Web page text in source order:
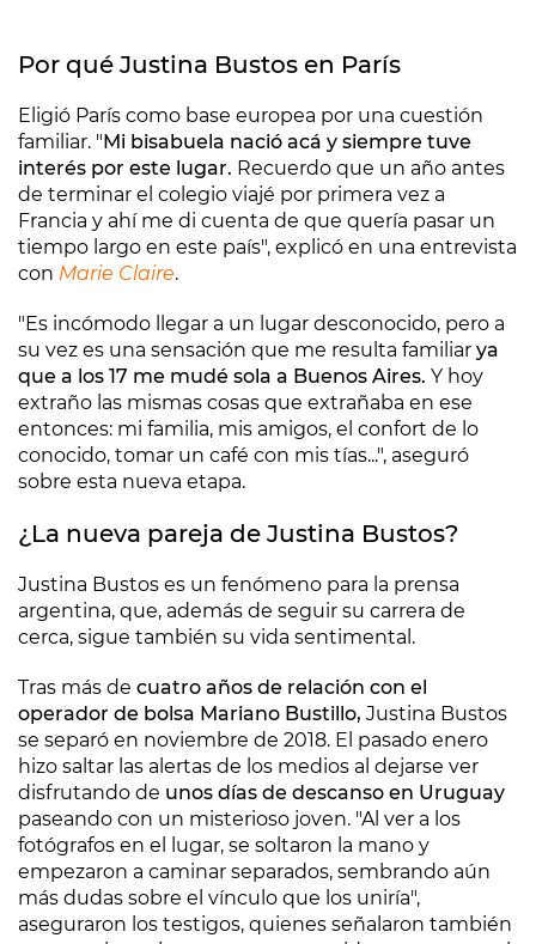
Por qué Justina Bustos en París
Eligió París como base europea por una cuestión
familiar. "Mi bisabuela nació acá y siempre tuve
interés por este lugar. Recuerdo que un año antes
de terminar el colegio viajé por primera vez a
Francia y ahí me di cuenta de que quería pasar un
tiempo largo en este país", explicó en una entrevista
con Marie Claire.
"Es incómodo llegar a un lugar desconocido, pero a
su vez es una sensación que me resulta familiar ya
que a los 17 me mudé sola a Buenos Aires. Y hoy
extraño las mismas cosas que extrañaba en ese
entonces: mi familia, mis amigos, el confort de lo
conocido, tomar un café con mis tías...", aseguró
sobre esta nueva etapa.
¿La nueva pareja de Justina Bustos?
Justina Bustos es un fenómeno para la prensa
argentina, que, además de seguir su carrera de
cerca, sigue también su vida sentimental.
Tras más de cuatro años de relación con el
operador de bolsa Mariano Bustillo, Justina Bustos
se separó en noviembre de 2018. El pasado enero
hizo saltar las alertas de los medios al dejarse ver
disfrutando de unos días de descanso en Uruguay
paseando con un misterioso joven. "Al ver a los
fotógrafos en el lugar, se soltaron la mano y
empezaron a caminar separados, sembrando aún
más dudas sobre el vínculo que los uniría",
aseguraron los testigos, quienes señalaron también